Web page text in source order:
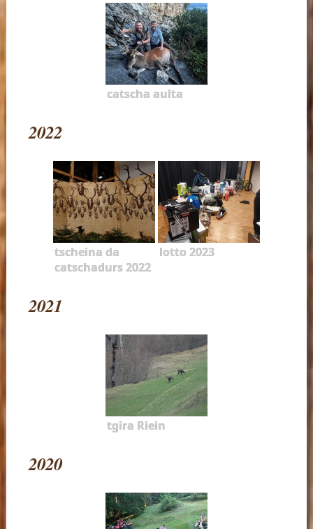
catscha aulta
2022
tscheina da
catschadurs 2022
lotto 2023
2021
tgira Riein
2020